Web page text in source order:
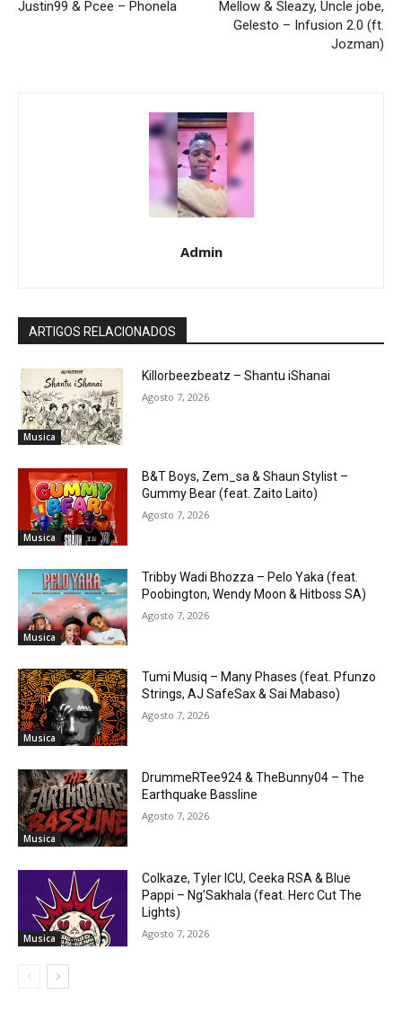
Justin99 & Pcee – Phonela
Mellow & Sleazy, Uncle jobe,
Gelesto – Infusion 2.0 (ft.
Jozman)
Admin
ARTIGOS RELACIONADOS
Musica
Killorbeezbeatz – Shantu iShanai
Agosto 7, 2026
Musica
B&T Boys, Zem_sa & Shaun Stylist –
Gummy Bear (feat. Zaito Laito)
Agosto 7, 2026
Musica
Tribby Wadi Bhozza – Pelo Yaka (feat.
Poobington, Wendy Moon & Hitboss SA)
Agosto 7, 2026
Musica
Tumi Musiq – Many Phases (feat. Pfunzo
Strings, AJ SafeSax & Sai Mabaso)
Agosto 7, 2026
Musica
DrummeRTee924 & TheBunny04 – The
Earthquake Bassline
Agosto 7, 2026
Musica
Colkaze, Tyler ICU, Ceeka RSA & Blue
Pappi – Ng’Sakhala (feat. Herc Cut The
Lights)
Agosto 7, 2026